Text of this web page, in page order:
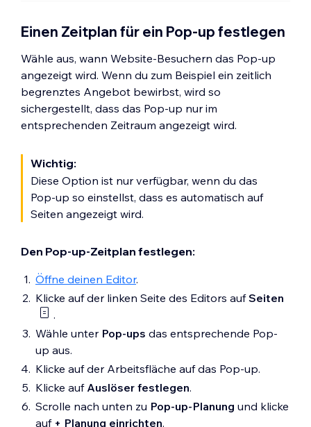
Einen Zeitplan für ein Pop-up festlegen
Wähle aus, wann Website-Besuchern das Pop-up
angezeigt wird. Wenn du zum Beispiel ein zeitlich
begrenztes Angebot bewirbst, wird so
sichergestellt, dass das Pop-up nur im
entsprechenden Zeitraum angezeigt wird.
Wichtig:
Diese Option ist nur verfügbar, wenn du das
Pop-up so einstellst, dass es automatisch auf
Seiten angezeigt wird.
Den Pop-up-Zeitplan festlegen:
Öffne deinen Editor.
Klicke auf der linken Seite des Editors aufSeiten
.
Wähle unter Pop-ups das entsprechende Pop-
up aus.
Klicke auf der Arbeitsfläche auf das Pop-up.
Klicke auf Auslöser festlegen.
Scrolle nach unten zu Pop-up-Planung und klicke
auf + Planung einrichten.